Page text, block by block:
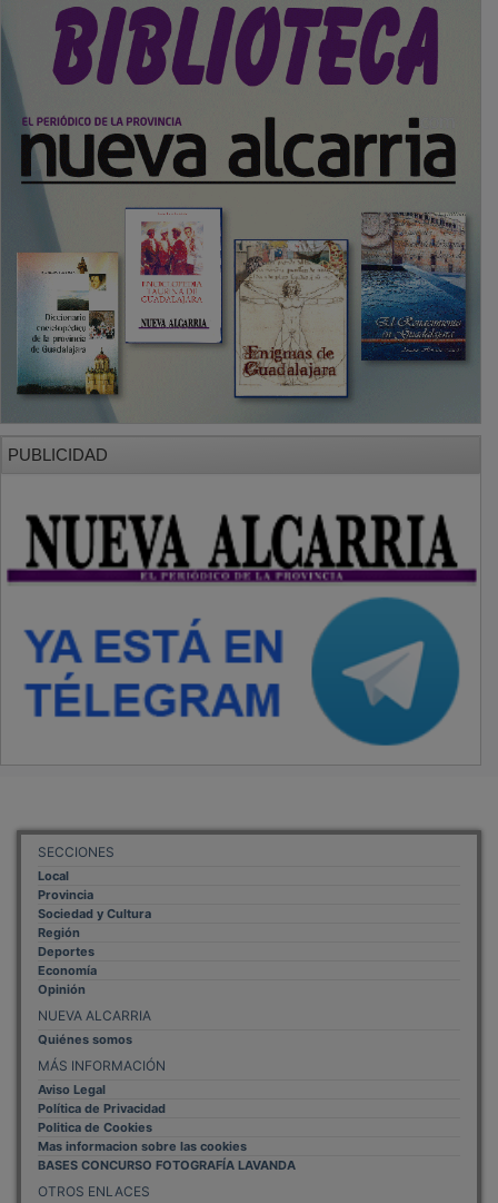
SECCIONES
Local
Provincia
Sociedad y Cultura
Región
Deportes
Economía
Opinión
NUEVA ALCARRIA
Quiénes somos
MÁS INFORMACIÓN
Aviso Legal
Política de Privacidad
Politica de Cookies
Mas informacion sobre las cookies
BASES CONCURSO FOTOGRAFÍA LAVANDA
OTROS ENLACES
Sistemas Integrales Cualificados